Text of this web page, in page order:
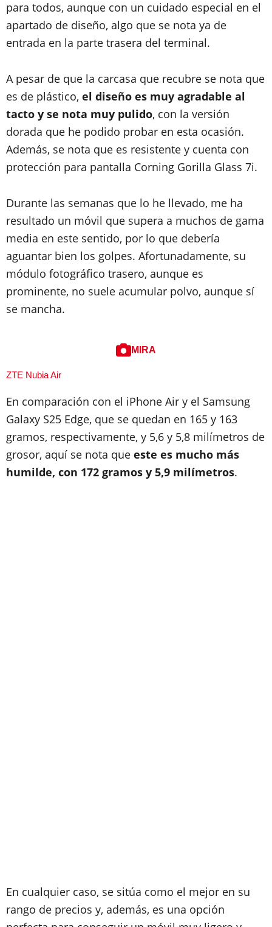
para todos, aunque con un cuidado especial en el
apartado de diseño, algo que se nota ya de
entrada en la parte trasera del terminal.
A pesar de que la carcasa que recubre se nota que
es de plástico, el diseño es muy agradable al
tacto y se nota muy pulido, con la versión
dorada que he podido probar en esta ocasión.
Además, se nota que es resistente y cuenta con
protección para pantalla Corning Gorilla Glass 7i.
Durante las semanas que lo he llevado, me ha
resultado un móvil que supera a muchos de gama
media en este sentido, por lo que debería
aguantar bien los golpes. Afortunadamente, su
módulo fotográfico trasero, aunque es
prominente, no suele acumular polvo, aunque sí
se mancha.
MIRA
ZTE Nubia Air
En comparación con el iPhone Air y el Samsung
Galaxy S25 Edge, que se quedan en 165 y 163
gramos, respectivamente, y 5,6 y 5,8 milímetros de
grosor, aquí se nota que este es mucho más
humilde, con 172 gramos y 5,9 milímetros.
En cualquier caso, se sitúa como el mejor en su
rango de precios y, además, es una opción